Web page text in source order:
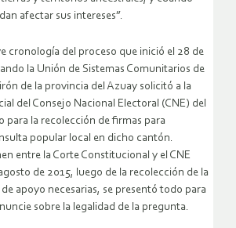
afectar sus intereses”.
cronología del proceso que inició el 28 de
la Unión de Sistemas Comunitarios de
de la provincia del Azuay solicitó a la
del Consejo Nacional Electoral (CNE) del
para la recolección de firmas para
popular local en dicho cantón.
entre la Corte Constitucional y el CNE
de 2015, luego de la recolección de la
apoyo necesarias, se presentó todo para
sobre la legalidad de la pregunta.